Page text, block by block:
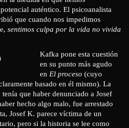
auténtico. El psicoanalista
que cuando nos impedimos
sentimos culpa por la vida no vivida
Kafka pone esta cuestión
en su punto más agudo
en El proceso (cuyo
basado en él mismo). La
que haber denunciado a Josef
hecho algo malo, fue arrestado
Josef K. parece víctima de un
pero si la historia se lee como